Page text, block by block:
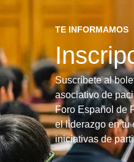
TE INFORMAMOS
Suscríbete al
asociativo de
Foro Español de
el liderazgo en tu
iniciativas de